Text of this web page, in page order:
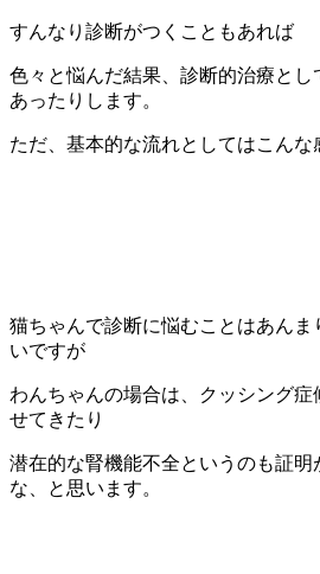
すんなり診断がつくこともあれば
色々と悩んだ結果、診断的治療とし
あったりします。
ただ、基本的な流れとしてはこんな
猫ちゃんで診断に悩むことはあん
いですが
わんちゃんの場合は、クッシング症
せてきたり
潜在的な腎機能不全というのも証
な、と思います。